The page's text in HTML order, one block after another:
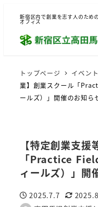
新宿区内で創業を志す人のため
オフィス
トップページ イベン
業】創業スクール「
ールズ）」開催のお知ら
【特定創業支
「Practice
ィールズ）」開
投稿日
2025.7.7
更新日